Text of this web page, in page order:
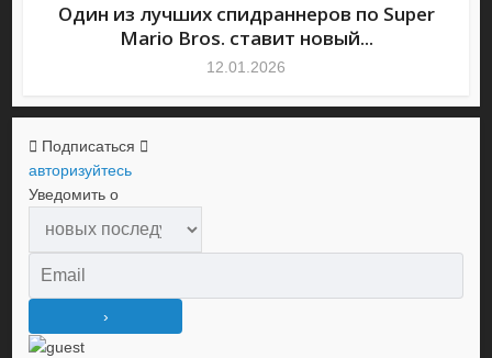
Один из лучших спидраннеров по Super
Mario Bros. ставит новый...
12.01.2026
Подписаться
авторизуйтесь
Уведомить о